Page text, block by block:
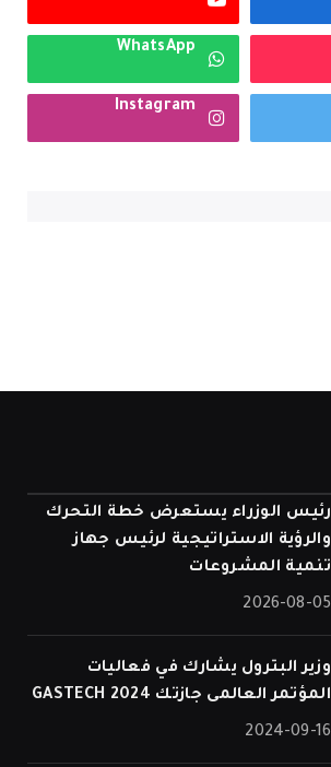
WhatsApp
Instagram
رئيس الوزراء يستعرض خطة التحرك
والرؤية الاستراتيجية لرئيس جهاز
تنمية المشروعات
2026-08-05
وزير البترول يشارك في فعاليات
المؤتمر العالمى جازتك 2024 GASTECH
2024-09-16